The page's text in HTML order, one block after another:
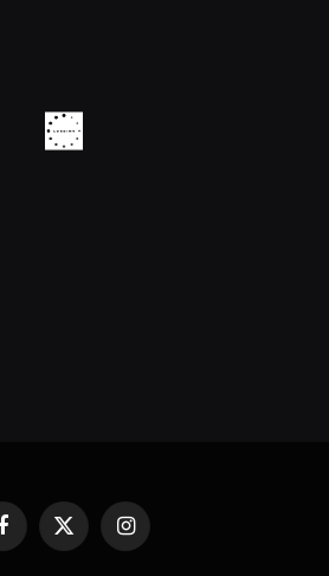
Facebook
X
(Twitter)
Instagram